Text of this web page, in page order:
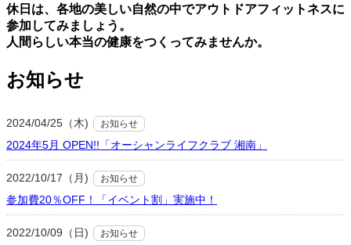
休⽇は、各地の美しい⾃然の中でアウトドアフィットネスに
参加してみましょう。
⼈間らしい本当の健康をつくってみませんか。
お知らせ
2024/04/25（木) お知らせ
2024年5月 OPEN!!「オーシャンライフクラブ 湘南」
2022/10/17（月) お知らせ
参加費20％OFF！「イベント割」実施中！
2022/10/09（日) お知らせ